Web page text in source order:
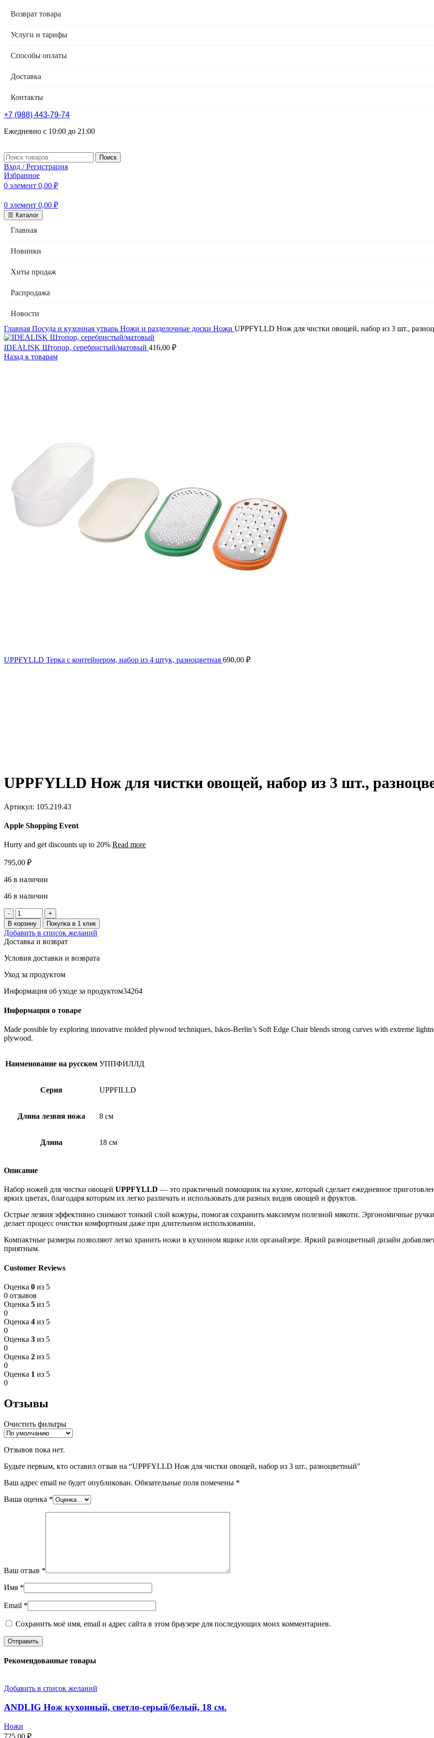
Возврат товара
Услуги и тарифы
Способы оплаты
Доставка
Контакты
+7 (988) 443-79-74
Ежедневно с 10:00 до 21:00
Поиск
Вход / Регистрация
Избранное
0 элемент 0,00 ₽
0 элемент 0,00 ₽
☰ Каталог
Главная
Новинки
Хиты продаж
Распродажа
Новости
Главная Посуда и кухонная утварь Ножи и разделочные доски Ножи UPPFYLLD Нож для чистки овощей, набор из 3 шт.,
IDEALISK Штопор, серебристый/матовый 416,00 ₽
Назад к товарам
UPPFYLLD Терка с контейнером, набор из 4 штук, разноцветная 690,00 ₽
UPPFYLLD Нож для чистки овощей, набор из 3 шт.,
Артикул: 105.219.43
Apple Shopping Event
Hurry and get discounts up to 20% Read more
795,00 ₽
46 в наличии
46 в наличии
Количество
товара
UPPFYLLD
Нож
для
чистки
овощей,
набор
3
разноцветный
В корзину Покупка в 1 клик
Добавить в список желаний
Доставка и возврат
Условия доставки и возврата
Уход за продуктом
Информация об уходе за продуктом34264
Информация о товаре
Made possible by exploring innovative molded plywood techniques, Iskos-Berlin’s Soft Edge Chair blends strong curves with extreme
plywood.
Наименование на русском УППФИЛЛД
Серия UPPFILLD
Длина лезвия ножа 8 см
Длина 18 см
Описание
Набор ножей для чистки овощей UPPFYLLD — это практичный помощник на кухне, который сделает ежедневное
ярких цветах, благодаря которым их легко различать и использовать для разных видов овощей и фруктов.
Острые лезвия эффективно снимают тонкий слой кожуры, помогая сохранить максимум полезной мякоти. Эргономичные
делает процесс очистки комфортным даже при длительном использовании.
Компактные размеры позволяют легко хранить ножи в кухонном ящике или органайзере. Яркий разноцветный дизайн
приятным.
Customer Reviews
Оценка 0 из 5
0 отзывов
Оценка 5 из 5
0
Оценка 4 из 5
0
Оценка 3 из 5
0
Оценка 2 из 5
0
Оценка 1 из 5
0
Отзывы
Очистить фильтры
Отзывов пока нет.
Будьте первым, кто оставил отзыв на “UPPFYLLD Нож для чистки овощей, набор из 3 шт., разноцветный”
Ваш адрес email не будет опубликован. Обязательные поля помечены *
Ваша оценка *
Ваш отзыв *
Имя *
Email *
Сохранить моё имя, email и адрес сайта в этом браузере для последующих моих комментариев.
Рекомендованные товары
Добавить в список желаний
ANDLIG Нож кухонный, светло-серый/белый, 18 см.
Ножи
725,00 ₽